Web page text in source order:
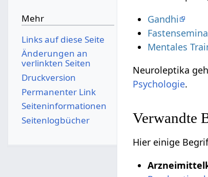
Gandhi
Mentales
Neuroleptika
Psychologie.
Verwandte
Hier einige
Mehr
Links auf diese Seite
Änderungen an
verlinkten Seiten
Druckversion
Permanenter Link
Seiten­­informationen
Seitenlogbücher